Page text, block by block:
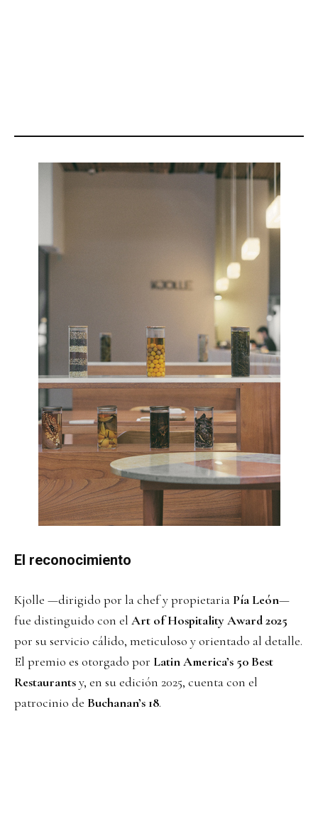
El reconocimiento
Kjolle —dirigido por la chef y propietaria Pía León—
fue distinguido con el Art of Hospitality Award 2025
por su servicio cálido, meticuloso y orientado al detalle.
El premio es otorgado por Latin America’s 50 Best
Restaurantsy, en su edición 2025, cuenta con el
patrocinio de Buchanan’s 18.